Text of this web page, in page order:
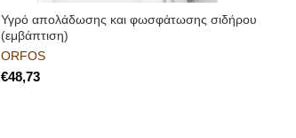
Υγρό απολάδωσης και φωσφάτωσης σιδήρου
(εμβάπτιση)
ORFOS
€